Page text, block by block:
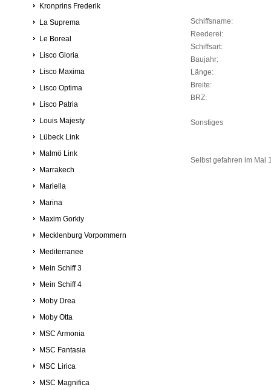
Kronprins Frederik
La Suprema
Le Boreal
Lisco Gloria
Lisco Maxima
Lisco Optima
Lisco Patria
Louis Majesty
Lübeck Link
Malmö Link
Marrakech
Mariella
Marina
Maxim Gorkiy
Mecklenburg Vorpommern
Mediterranee
Mein Schiff 3
Mein Schiff 4
Moby Drea
Moby Otta
MSC Armonia
MSC Fantasia
MSC Lirica
MSC Magnifica
Schiffsname:
Reederei:
Schiffsart:
Baujahr:
Länge:
Breite:
BRZ:
Sonstiges
Selbst gefahren im Mai